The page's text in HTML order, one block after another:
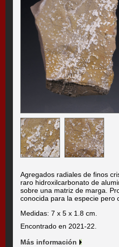
Agregados radiales de finos
raro hidroxilcarbonato de
sobre una matriz de marga.
conocida para la especie pero
Medidas: 7 x 5 x 1.8 cm.
Encontrado en 2021-22.
Más información